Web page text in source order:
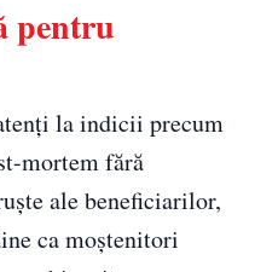
pentru
la indicii precum
mortem fără
ale beneficiarilor,
ca moștenitori